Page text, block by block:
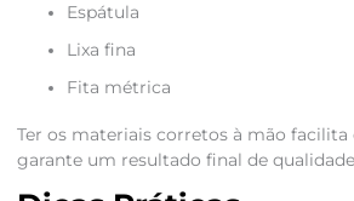
Espátula
Lixa fina
Fita métrica
Ter os materiais corretos à mão facilita
garante um resultado final de